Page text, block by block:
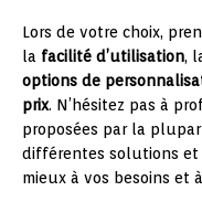
Lors de votre choix,
la facilité d’utilisation,
options de
prix. N’hésitez pas à
proposées par la
différentes solutions
mieux à vos besoins et